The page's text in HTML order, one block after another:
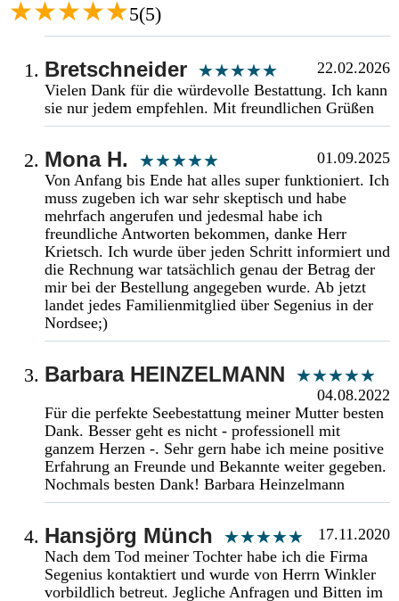
5(5)
Bretschneider
22.02.2026
Vielen Dank für die würdevolle Bestattung. Ich kann
sie nur jedem empfehlen. Mit freundlichen Grüßen
Mona H.
01.09.2025
Von Anfang bis Ende hat alles super funktioniert. Ich
muss zugeben ich war sehr skeptisch und habe
mehrfach angerufen und jedesmal habe ich
freundliche Antworten bekommen, danke Herr
Krietsch. Ich wurde über jeden Schritt informiert und
die Rechnung war tatsächlich genau der Betrag der
mir bei der Bestellung angegeben wurde. Ab jetzt
landet jedes Familienmitglied über Segenius in der
Nordsee;)
Barbara HEINZELMANN
04.08.2022
Für die perfekte Seebestattung meiner Mutter besten
Dank. Besser geht es nicht - professionell mit
ganzem Herzen -. Sehr gern habe ich meine positive
Erfahrung an Freunde und Bekannte weiter gegeben.
Nochmals besten Dank! Barbara Heinzelmann
Hansjörg Münch
17.11.2020
Nach dem Tod meiner Tochter habe ich die Firma
Segenius kontaktiert und wurde von Herrn Winkler
vorbildlich betreut. Jegliche Anfragen und Bitten im